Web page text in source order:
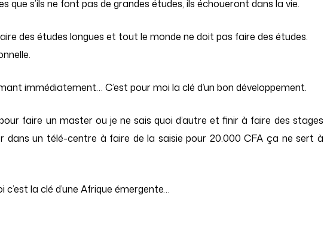
que s’ils ne font pas de grandes études, ils échoueront dans la vie.
des études longues et tout le monde ne doit pas faire des études.
immédiatement… C’est pour moi la clé d’un bon développement.
faire un master ou je ne sais quoi d’autre et finir à faire des stages
dans un télé-centre à faire de la saisie pour 20.000 CFA ça ne sert à
la clé d’une Afrique émergente…